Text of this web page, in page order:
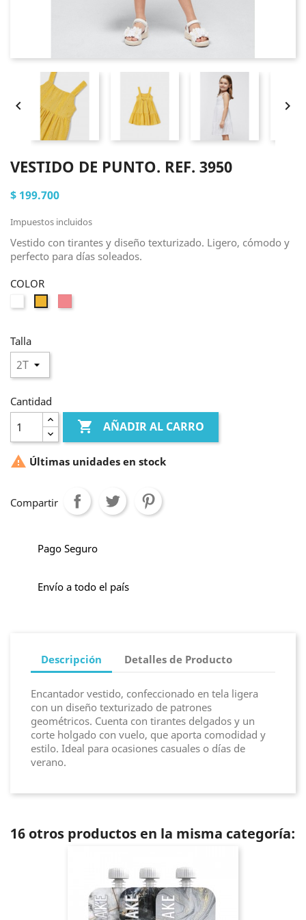
 
VESTIDO DE PUNTO. REF. 3950
$ 199.700
Impuestos incluidos
Vestido con tirantes y diseño texturizado. Ligero, cómodo y
perfecto para días soleados.
COLOR
Talla
Cantidad
 AÑADIR AL CARRO
 Últimas unidades en stock
Compartir
Pago Seguro
Envío a todo el país
Descripción Detalles de Producto
Encantador vestido, confeccionado en tela ligera
con un diseño texturizado de patrones
geométricos. Cuenta con tirantes delgados y un
corte holgado con vuelo, que aporta comodidad y
estilo. Ideal para ocasiones casuales o días de
verano.
16 otros productos en la misma categoría: